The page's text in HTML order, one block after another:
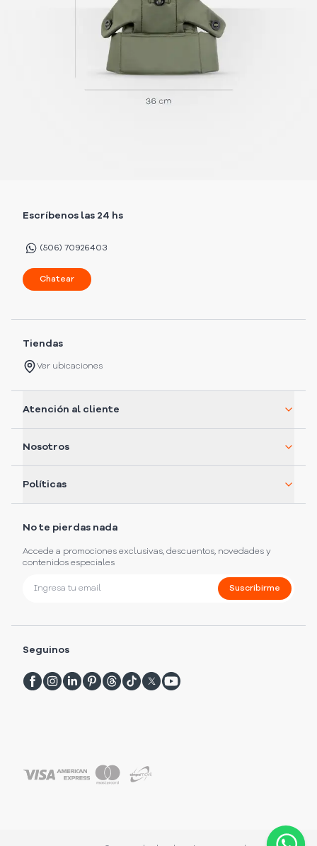
Escríbenos las 24 hs
(506) 70926403
Chatear
Tiendas
Ver ubicaciones
Atención al cliente
Nosotros
Políticas
No te pierdas nada
Accede a promociones exclusivas, descuentos, novedades y
contenidos especiales
Suscribirme
Seguinos